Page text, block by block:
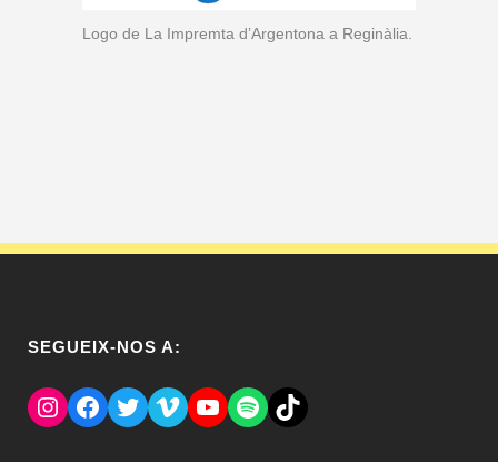
Logo de La Impremta d’Argentona a Reginàlia.
SEGUEIX-NOS A:
Instagram
Facebook
TwitterVimeoYouTube
SpotifyEl Tik Tok del Regina.